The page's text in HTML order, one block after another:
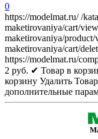
0
https://modelmat.ru/ /
maketirovaniya/cart/view
maketirovaniya/product/
maketirovaniya/cart/
https://modelmat.ru/
2 руб. ✔ Товар в
корзину Удалить
дополнительные